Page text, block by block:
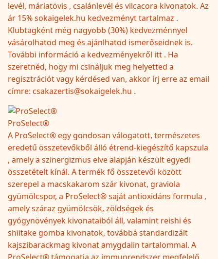
levél, máriatövis , csalánlevél és vilcacora kivonatok. Az
ár 15% sokaigelek.hu kedvezményt tartalmaz .
Klubtagként még nagyobb (30%) kedvezménnyel
vásárolhatod meg és ajánlhatod ismerőseidnek is.
További információ a kedvezményekről itt . Ha
szeretnéd, hogy mi csináljuk meg helyetted a
regisztrációt vagy kérdésed van, akkor írj erre az email
címre: csakazertis@sokaigelek.hu .
ProSelect®
A ProSelect® egy gondosan válogatott, természetes
eredetű összetevőkből álló étrend-kiegészítő kapszula
, amely a szinergizmus elve alapján készült egyedi
összetételt kínál. A termék fő összetevői között
szerepel a macskakarom szár kivonat, graviola
gyümölcspor, a ProSelect® saját antioxidáns formula ,
amely száraz gyümölcsök, zöldségek és
gyógynövények kivonataiból áll, valamint reishi és
shiitake gomba kivonatok, továbbá standardizált
kajszibarackmag kivonat amygdalin tartalommal. A